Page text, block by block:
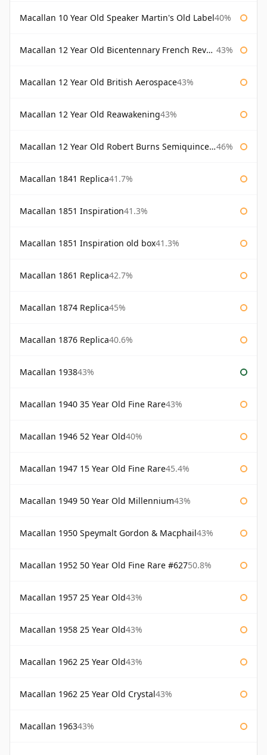
Macallan 10 Year Old Speaker Martin's Old Label40%
Macallan 12 Year Old Bicentennary French Revolution 43%
Macallan 12 Year Old British Aerospace43%
Macallan 12 Year Old Reawakening43%
Macallan 12 Year Old Robert Burns Semiquincentenary 46%
Macallan 1841 Replica41.7%
Macallan 1851 Inspiration41.3%
Macallan 1851 Inspiration old box41.3%
Macallan 1861 Replica42.7%
Macallan 1874 Replica45%
Macallan 1876 Replica40.6%
Macallan 193843%
Macallan 1940 35 Year Old Fine Rare43%
Macallan 1946 52 Year Old40%
Macallan 1947 15 Year Old Fine Rare45.4%
Macallan 1949 50 Year Old Millennium43%
Macallan 1950 Speymalt Gordon & Macphail43%
Macallan 1952 50 Year Old Fine Rare #62750.8%
Macallan 1957 25 Year Old43%
Macallan 1958 25 Year Old43%
Macallan 1962 25 Year Old43%
Macallan 1962 25 Year Old Crystal43%
Macallan 196343%